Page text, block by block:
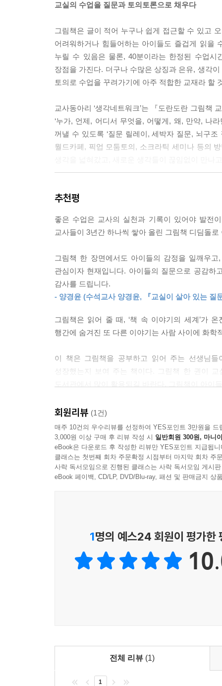
교실의 수업을 질문과 토의토론으로 채우다
그림책은 글이 적어 누구나 쉽게 접근할 수 있고
어려워하거나 힘들어하는 아이들도 즐겁게 읽을
누릴 수 있음은 물론, 40분이라는 한정된 수업
장점을 가진다. 더구나 수많은 상징과 은유, 생각
토의로 수업을 꾸려가기에 아주 적합한 교재라 할
교사동아리 ‘생각네트워크’는 『도란도란 그림책
‘누가, 언제, 어디서 무엇을, 어떻게, 왜, 만약, 나
꺼낼 수 있도록 ‘질문 릴레이, 세박자 질문, 뇌구
월드카페, 픽업 모둠토의, 소크라틱 세미나 등의
생명도 소중히 여겨야 한다’는 당위로서의 지식
배움을 이끌 것인가 하는 데에 있다. 저자들은 아
프로젝트 기법을 접목시킨 것은 그런 까닭에서다.
『도란도란 그림책 교실수업』에서는 ‘가족, 관
시간에 읽고 덮어버리는 것이 아니라, 짧게는 4차
그림책을 읽는 시간은 짧지만, 책에 흠뻑 빠져
자신의 이야기를 꺼냈고, 교실에서 다 같이 서로
다양하게 조직해 ‘삶’으로 연결시키는 ‘앎’을 이끌
앎과 삶이 연결된 진정한 배움이 있는 교실
‘생각네트워크’ 저자들과 그림책으로 교실 수업
않는다. 구체적이고 다양한 생각과 문장으로 사
교실수업』으로 능동적이고 참여적인 수업,
확장시켜나가는 수업을 꾸려가는 데 조금이나마
· 검은 강아지 활동을 8시간이나 했다는 것에 놀
추천평
좋은 수업은 교사의 실천과 기록이 있어야 발전
교사들이 3년간 하나씩 쌓아 올린 그림책 디딤돌
그림책 한 장면에서도 아이들의 감정을 일깨우
관심이자 현재입니다. 아이들의 질문으로 공감
감사를 드립니다.
- 양경윤 (수석교사 양경윤, 『교실이 살아 있는 질
그림책은 읽어 줄 때, ‘책 속 이야기의 세계’가
행간에 숨겨진 또 다른 이야기는 사람 사이에 화
이 책은 그림책을 공부하고 읽어 주는 선생님
성장했는지 보여 주는 책이다. 그림책 한 권이
회원리뷰 (1건)
매주 10건의 우수리뷰를 선정하여 YES포인트 3만원을 드
3,000원 이상 구매 후 리뷰 작성 시 일반회원 300원, 마니
eBook은 다운로드 후 작성한 리뷰만 YES포인트 지급됩니
클래스는 첫번째 회차 주문확정 시점부터 마지막 회차 주
사락 독서모임으로 진행된 클래스는 사락 독서모임 게시
eBook 페이백, CD/LP, DVD/Blu-ray, 패션 및 판매금지 상
1명의 예스24 회원이 평가한
전체 리뷰 (1)
1